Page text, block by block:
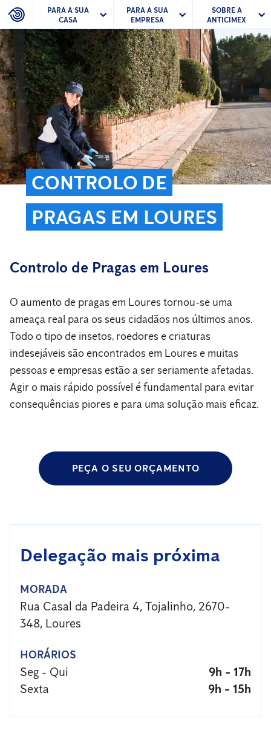
PARA A SUA
CASA
PARA A SUA
EMPRESA
SOBRE A
ANTICIMEX
CONTROLO DE
PRAGAS EM LOURES
Controlo de Pragas em Loures
O aumento de pragas em Loures tornou-se uma
ameaça real para os seus cidadãos nos últimos anos.
Todo o tipo de insetos, roedores e criaturas
indesejáveis são encontrados em Loures e muitas
pessoas e empresas estão a ser seriamente afetadas.
Agir o mais rápido possível é fundamental para evitar
consequências piores e para uma solução mais eficaz.
PEÇA O SEU ORÇAMENTO
Delegação mais próxima
MORADA
Rua Casal da Padeira 4, Tojalinho, 2670-
348, Loures
HORÁRIOS
Seg - Qui
9h - 17h
Sexta
9h - 15h